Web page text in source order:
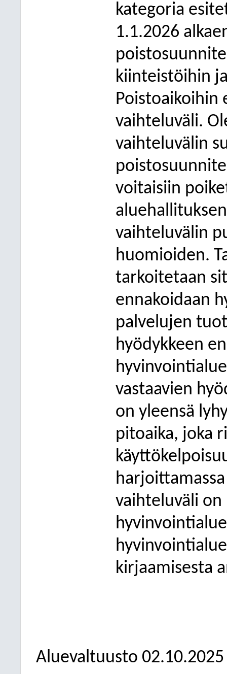
kategoria
1.1.2026
kiinteistöihin
Poistoaikoihin
vaihteluväli.
vaihteluvälin
voitaisiin
vaihteluvälin
huomioiden.
tarkoitetaan
ennakoidaan
palvelujen
hyödykkeen
vastaavien
on yleensä
pitoaika, joka
vaihteluväli
kirjaamisesta
Aluevaltuusto 02.10.2025